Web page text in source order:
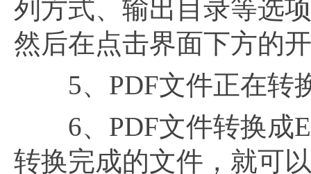
列方式、输出目录等选
然后在点击界面下方的
5、PDF文件正在转
6、PDF文件转换成
转换完成的文件，就可